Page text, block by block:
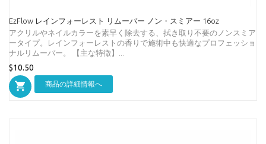
EzFlow レインフォーレスト リムーバー ノン・スミアー 16oz
アクリルやネイルカラーを素早く除去する、拭き取り不要のノンスミア
ータイプ。レインフォーレストの香りで施術中も快適なプロフェッショ
ナルリムーバー。 【主な特徴】...
$10.50
商品の詳細情報へ